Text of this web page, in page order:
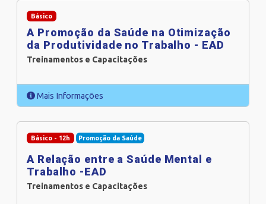
Básico
A Promoção da Saúde na Otimização
da Produtividade no Trabalho - EAD
Treinamentos e Capacitações
Mais Informações
Básico - 12h Promoção da Saúde
A Relação entre a Saúde Mental e
Trabalho -EAD
Treinamentos e Capacitações